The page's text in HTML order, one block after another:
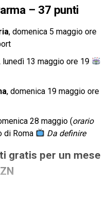
– 37 punti
, domenica 5 maggio ore
lunedì 13 maggio ore 19
, domenica 19 maggio ore
28 maggio (orario
di Roma Da definire
gratis per un mese